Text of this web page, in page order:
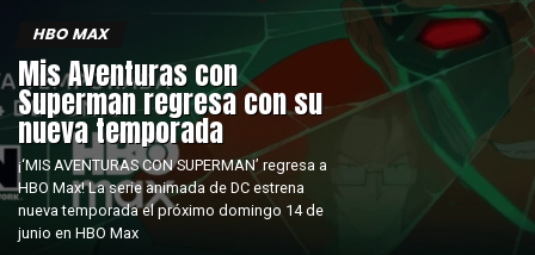
HBO MAX
Mis Aventuras con
Superman regresa con su
nueva temporada
¡‘MIS AVENTURAS CON SUPERMAN’ regresa a
HBO Max! La serie animada de DC estrena
nueva temporada el próximo domingo 14 de
junio en HBO Max